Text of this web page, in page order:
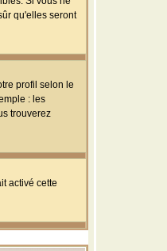
qu'elles seront
profil selon le
: les
trouverez
activé cette